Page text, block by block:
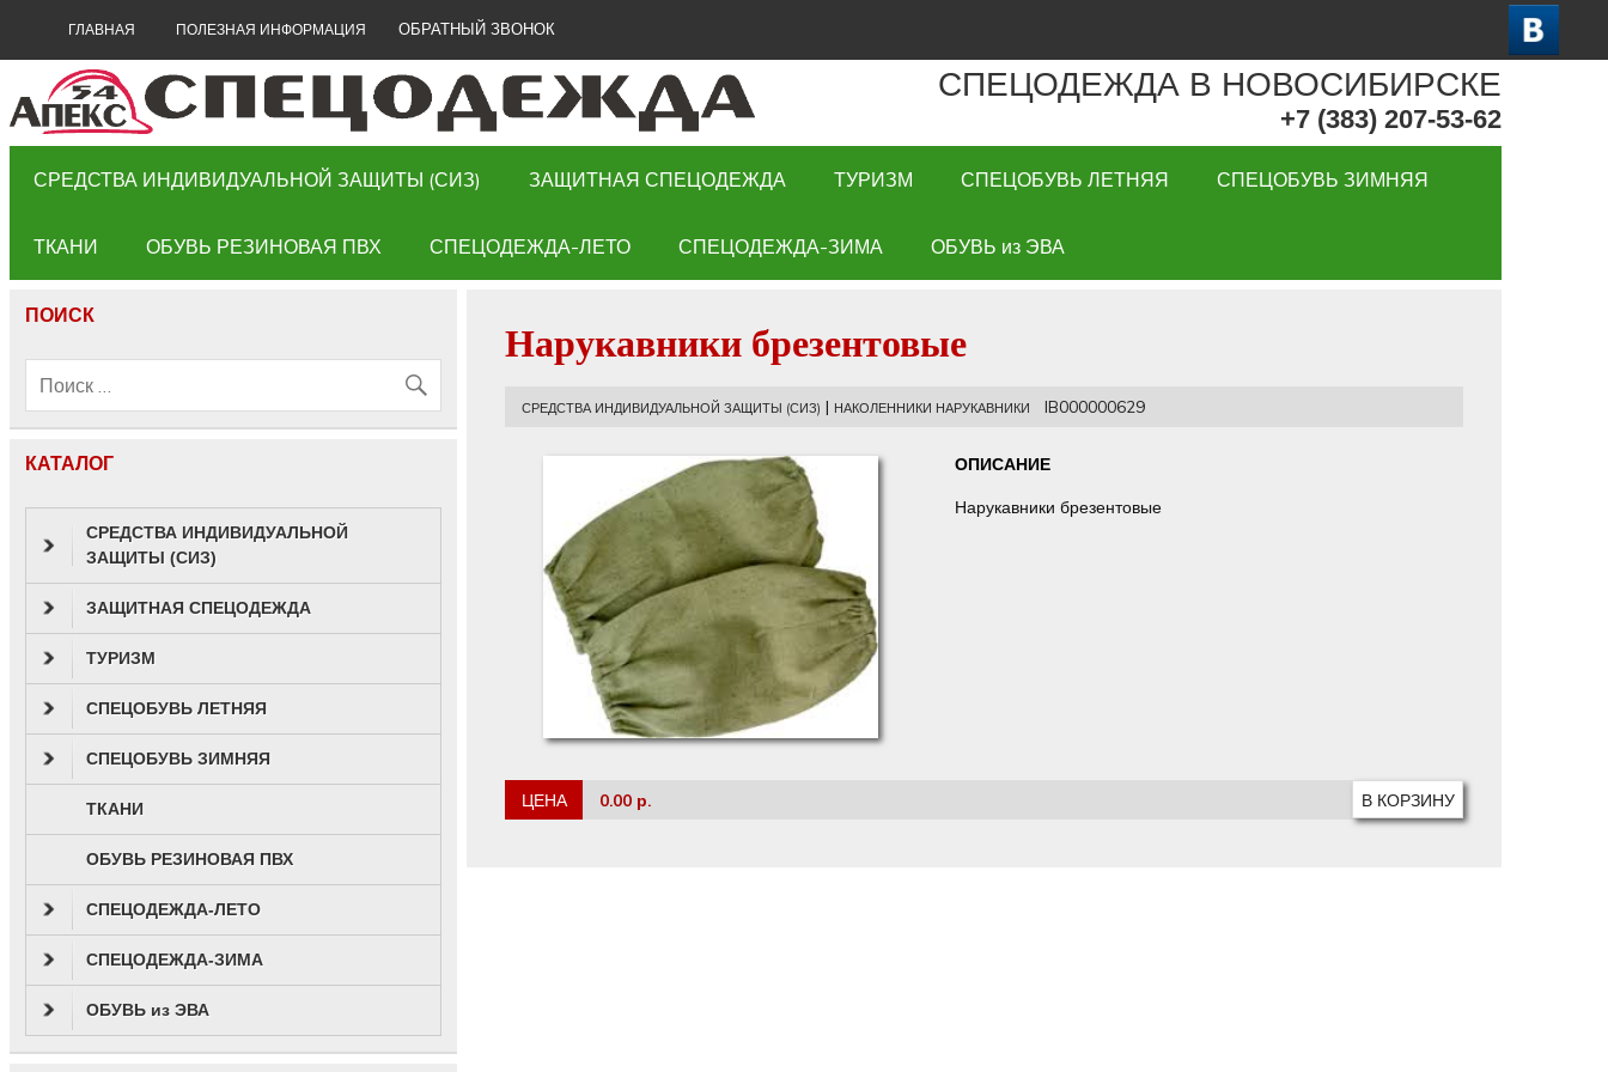
ГЛАВНАЯ ПОЛЕЗНАЯ ИНФОРМАЦИЯ ОБРАТНЫЙ ЗВОНОК
СПЕЦОДЕЖДА В НОВОСИБИРСКЕ
+7 (383) 207-53-62
СРЕДСТВА ИНДИВИДУАЛЬНОЙ ЗАЩИТЫ (СИЗ) ЗАЩИТНАЯ СПЕЦОДЕЖДА ТУРИЗМ СПЕЦОБУВЬ ЛЕТНЯЯ СПЕЦОБУВЬ ЗИМНЯЯ
ТКАНИ ОБУВЬ РЕЗИНОВАЯ ПВХ СПЕЦОДЕЖДА-ЛЕТО СПЕЦОДЕЖДА-ЗИМА ОБУВЬ из ЭВА
Нарукавники брезентовые
СРЕДСТВА ИНДИВИДУАЛЬНОЙ ЗАЩИТЫ (СИЗ) | НАКОЛЕННИКИ НАРУКАВНИКИ IB000000629
ОПИСАНИЕ
Нарукавники брезентовые
ЦЕНА 0.00 р.
ПОИСК
КАТАЛОГ
СРЕДСТВА ИНДИВИДУАЛЬНОЙ
ЗАЩИТЫ (СИЗ)
ЗАЩИТНАЯ СПЕЦОДЕЖДА
ТУРИЗМ
СПЕЦОБУВЬ ЛЕТНЯЯ
СПЕЦОБУВЬ ЗИМНЯЯ
ТКАНИ
ОБУВЬ РЕЗИНОВАЯ ПВХ
СПЕЦОДЕЖДА-ЛЕТО
СПЕЦОДЕЖДА-ЗИМА
ОБУВЬ из ЭВА